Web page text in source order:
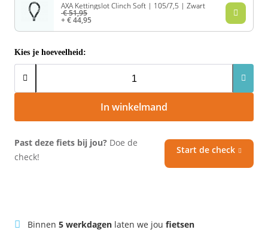
Urban Arrow
Vogue
Tenways
Urban Arrow
VanMoof
Vogue
AXA Kettingslot Clinch Soft | 105/7,5 | Zwart
€ 51,95
€ 44,95
Kies je hoeveelheid:
In winkelmand
Past deze fiets bij jou? Doe de
check!
Start de check
Binnen 5 werkdagen laten we jou fietsen